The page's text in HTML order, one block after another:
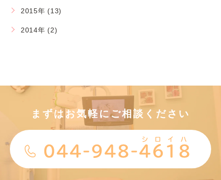
2015年 (13)
2014年 (2)
まずはお気軽にご相談ください